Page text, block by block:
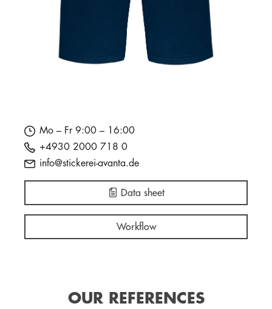
Mo – Fr 9:00 – 16:00
+4930 2000 718 0
info@stickerei-avanta.de
Data sheet
Workflow
OUR REFERENCES